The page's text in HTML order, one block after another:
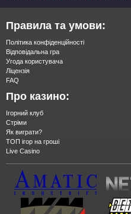
Правила та умови:
Політика конфіденційності
Відповідальна гра
Угода користувача
Ліцензія
FAQ
Про казино:
Ігорний клуб
Стріми
Як виграти?
ТОП ігор на гроші
Live Casino